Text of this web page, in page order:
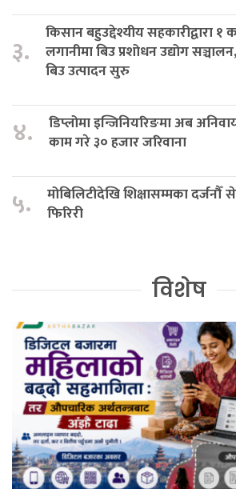
३.
किसान बहुउद्देश्यीय सहकारीद्वारा
लगानीमा बिउ प्रशोधन उद्योग
बिउ उत्पादन सुरु
४.
डिप्लोमा इन्जिनियरिङमा अब
काम गरे ३० हजार जरिवाना
५.
मोबिलिटीदेखि शिक्षासम्मका दर्जनौँ
फिरिरी
विशेष